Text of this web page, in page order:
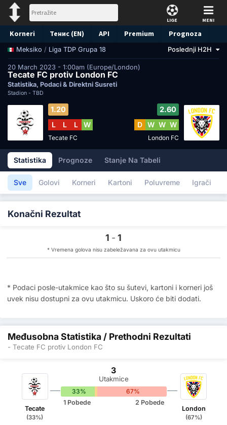
LIGE MENI
Korneri Тенис (EN) API Premium Prognoza
Meksiko / Liga TDP Grupa 18 Poslednji H2H
20 March 2023 - 1:00am (Europe/London)
Tecate FC protiv London FC
Statistika, Podaci & Direktni Susreti
Stadion - TBD
1.20
L
L L W
Tecate FC
2.60
D W W W
London FC
Statistika Prognoze Stanje Na Tabeli
Sve Golovi Korneri Kartoni Poluvreme Igrači
Konačni Rezultat
1 - 1
* Vremena golova nisu zabeležavana za ovu utakmicu
* Podaci posle-utakmice kao što su šutevi, kartoni i korneri još
uvek nisu dostupni za ovu utakmicu. Uskoro će biti dodati.
Međusobna Statistika / Prethodni Rezultati
- Tecate FC protiv London FC
Tecate
(33%)
3
Utakmice
33%
67%
1 Pobede
2 Pobede
London
(67%)